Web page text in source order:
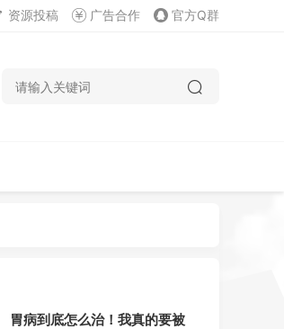
资源投稿 广告合作 官方Q群
胃病到底怎么治！我真的要被